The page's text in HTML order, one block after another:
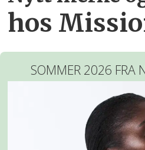
hos
SOMMER 2026 FRA